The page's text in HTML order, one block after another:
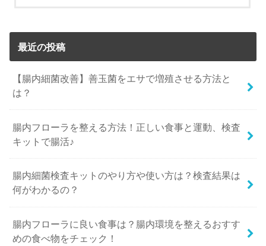
最近の投稿
【腸内細菌改善】善玉菌をエサで増殖させる方法と
は？
腸内フローラを整える方法！正しい食事と運動、検査
キットで腸活♪
腸内細菌検査キットのやり方や使い方は？検査結果は
何がわかるの？
腸内フローラに良い食事は？腸内環境を整えるおすす
めの食べ物をチェック！